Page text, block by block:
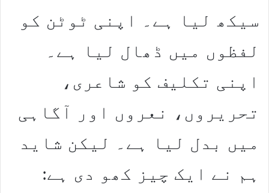
سیکھ لیا ہے۔ اپنی ٹوٹن کو
لفظوں میں ڈھال لیا ہے۔
اپنی تکلیف کو شاعری،
تحریروں، نعروں اور آگاہی
میں بدل لیا ہے۔ لیکن شاید
ہم نے ایک چیز کھو دی ہے: